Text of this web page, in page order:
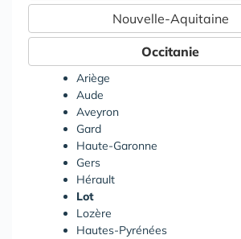
Nouvelle-Aquitaine
Occitanie
Ariège
Aude
Aveyron
Gard
Haute-Garonne
Gers
Hérault
Lot
Lozère
Hautes-Pyrénées